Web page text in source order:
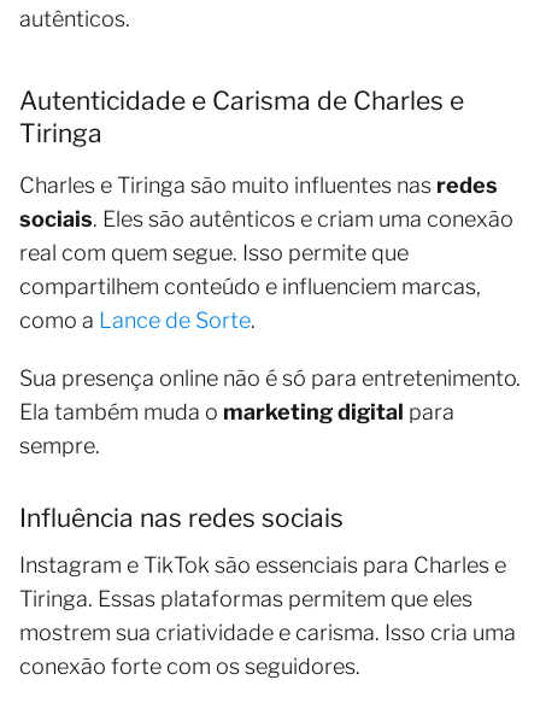
autênticos.
Autenticidade e Carisma de Charles e
Tiringa
Charles e Tiringa são muito influentes nas redes
sociais. Eles são autênticos e criam uma conexão
real com quem segue. Isso permite que
compartilhem conteúdo e influenciem marcas,
como a Lance de Sorte.
Sua presença online não é só para entretenimento.
Ela também muda o marketing digital para
sempre.
Influência nas redes sociais
Instagram e TikTok são essenciais para Charles e
Tiringa. Essas plataformas permitem que eles
mostrem sua criatividade e carisma. Isso cria uma
conexão forte com os seguidores.